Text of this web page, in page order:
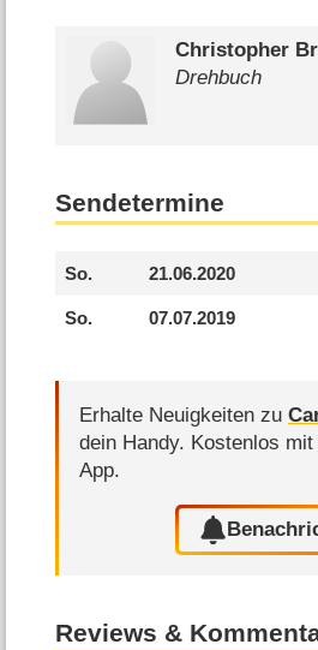
Christopher
Drehbuch
Sendetermine
So. 21.06.2020
So. 07.07.2019
Erhalte Neuigkeiten zu
dein Handy. Kostenlos
App.
Reviews &